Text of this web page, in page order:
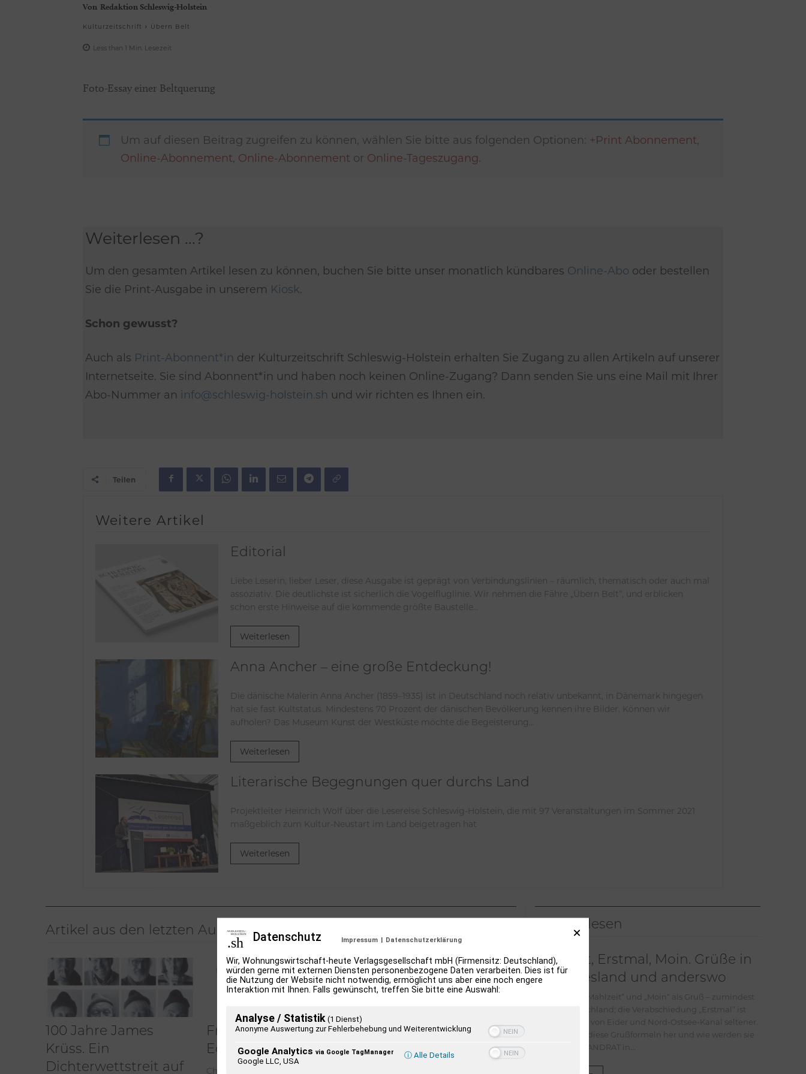
Von Redaktion Schleswig-Holstein
Kulturzeitschrift Übern Belt
Less than 1 Min. Lesezeit
Foto-Essay einer Beltquerung
Um auf diesen Beitrag zugreifen zu können, wählen Sie bitte aus folgenden Optionen: +Print Abonnement,
Online-Abonnement, Online-Abonnement or Online-Tageszugang.
Weiterlesen ...?
Um den gesamten Artikel lesen zu können, buchen Sie bitte unser monatlich kündbares Online-Abo oder bestellen
Sie die Print-Ausgabe in unserem Kiosk.
Schon gewusst?
Auch als Print-Abonnent*in der Kulturzeitschrift Schleswig-Holstein erhalten Sie Zugang zu allen Artikeln auf unserer
Internetseite. Sie sind Abonnent*in und haben noch keinen Online-Zugang? Dann senden Sie uns eine Mail mit Ihrer
Abo-Nummer an info@schleswig-holstein.sh und wir richten es Ihnen ein.
Teilen
Weitere Artikel
Editorial
Liebe Leserin, lieber Leser, diese Ausgabe ist geprägt von Verbindungslinien – räumlich, thematisch oder auch mal
assoziativ. Die deutlichste ist sicherlich die Vogelfluglinie. Wir nehmen die Fähre „Übern Belt“, und erblicken
schon erste Hinweise auf die kommende größte Baustelle...
Weiterlesen
Anna Ancher – eine große Entdeckung!
Die dänische Malerin Anna Ancher (1859–1935) ist in Deutschland noch relativ unbekannt, in Dänemark hingegen
hat sie fast Kultstatus. Mindestens 70 Prozent der dänischen Bevölkerung kennen ihre Bilder. Können wir
aufholen? Das Museum Kunst der Westküste möchte die Begeisterung...
Weiterlesen
Literarische Begegnungen quer durchs Land
Projektleiter Heinrich Wolf über die Lesereise Schleswig-Holstein, die mit 97 Veranstaltungen im Sommer 2021
maßgeblich zum Kultur-Neustart im Land beigetragen hat
Weiterlesen
Artikel aus den letzten Ausgaben
100 Jahre James
Krüss. Ein
Dichterwettstreit auf
Frühjahr 2026 –
Editorial
Chefredakteur Kristof Warda stellt
Zwischen Armutsideal
und Politik. Der
Meistgelesen
Mahlzeit, Erstmal, Moin. Grüße in
Nordfriesland und anderswo
Jeder kennt „Mahlzeit“ und „Moin“ als Gruß – zumindest
in Norddeutschland; die Verabschiedung „Erstmal“ ist
schon südlich von Eider und Nord-Ostsee-Kanal seltener.
Wo kommen diese Grußformeln her und wie werden sie
gebraucht? LANDRAT in...
Datenschutz Impressum | Datenschutzerklärung
Wir, Wohnungswirtschaft-heute Verlagsgesellschaft mbH (Firmensitz: Deutschland),
würden gerne mit externen Diensten personenbezogene Daten verarbeiten. Dies ist für
die Nutzung der Website nicht notwendig, ermöglicht uns aber eine noch engere
Interaktion mit Ihnen. Falls gewünscht, treffen Sie bitte eine Auswahl:
Analyse / Statistik (1 Dienst)
Anonyme Auswertung zur Fehlerbehebung und Weiterentwicklung
Google Analytics via Google TagManager
Google LLC, USA
ⓘ Alle Details